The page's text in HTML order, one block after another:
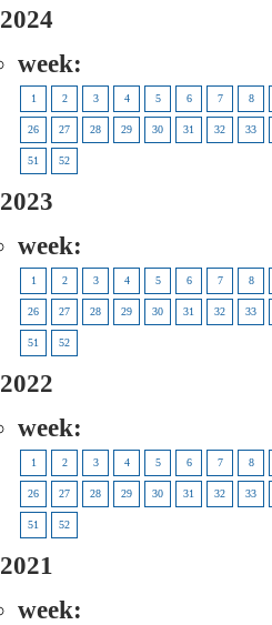
2024
week:
1 2 3 4 5 6 7 8
26 27 28 29 30 31 32 33
51 52
2023
week:
1 2 3 4 5 6 7 8
26 27 28 29 30 31 32 33
51 52
2022
week:
1 2 3 4 5 6 7 8
26 27 28 29 30 31 32 33
51 52
2021
week: